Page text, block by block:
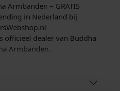
Armbanden – GRATIS
in Nederland bij
officieel dealer van Buddha
Armbanden.